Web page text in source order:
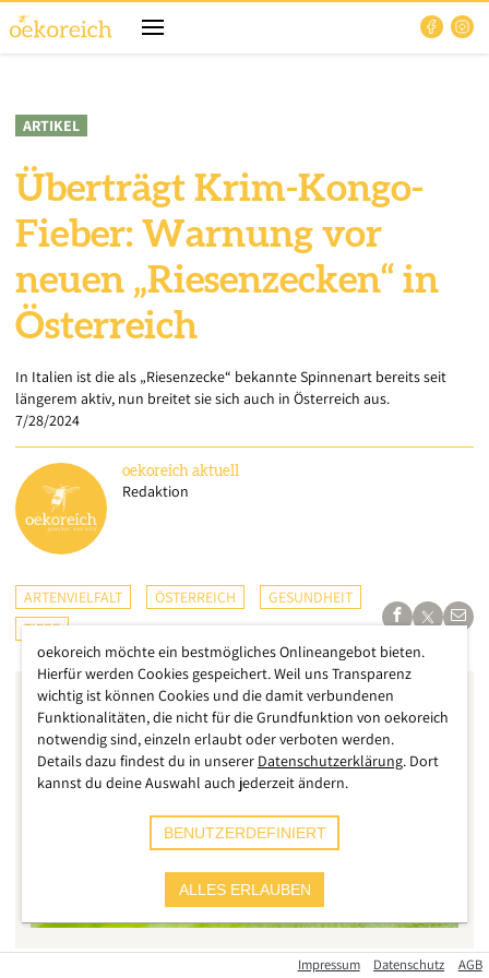
ARTIKEL
Überträgt Krim-Kongo-
Fieber: Warnung vor
neuen „Riesenzecken“ in
Österreich
In Italien ist die als „Riesenzecke“ bekannte Spinnenart bereits seit
längerem aktiv, nun breitet sie sich auch in Österreich aus.
7/28/2024
oekoreich aktuell
Redaktion
ARTENVIELFALT ÖSTERREICH
GESUNDHEIT
TIERE
Impressum Datenschutz AGB
oekoreich möchte ein bestmögliches Onlineangebot bieten.
Hierfür werden Cookies gespeichert. Weil uns Transparenz
wichtig ist können Cookies und die damit verbundenen
Funktionalitäten, die nicht für die Grundfunktion von oekoreich
notwendig sind, einzeln erlaubt oder verboten werden.
Details dazu findest du in unserer Datenschutzerklärung. Dort
kannst du deine Auswahl auch jederzeit ändern.
BENUTZERDEFINIERT
ALLES ERLAUBEN